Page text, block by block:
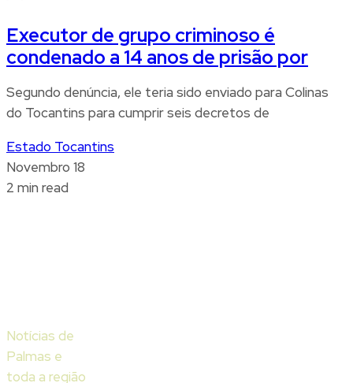
Executor de grupo criminoso é
condenado a 14 anos de prisão por
Segundo denúncia, ele teria sido enviado para Colinas
do Tocantins para cumprir seis decretos de
Estado Tocantins
Novembro 18
2 min read
Notícias de
Palmas e
toda a região